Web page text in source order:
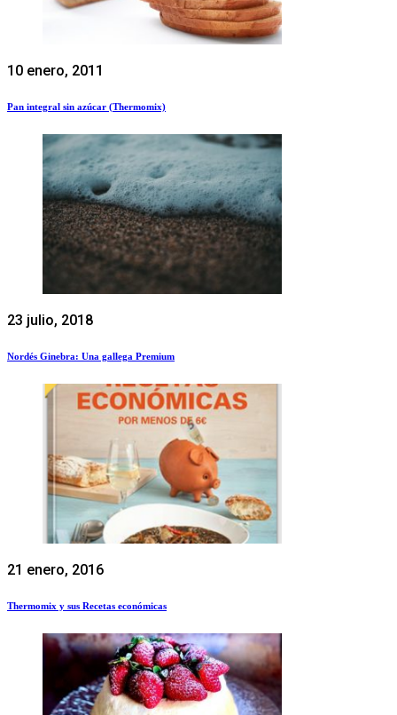
10 enero, 2011
Pan integral sin azúcar (Thermomix)
23 julio, 2018
Nordés Ginebra: Una gallega Premium
21 enero, 2016
Thermomix y sus Recetas económicas